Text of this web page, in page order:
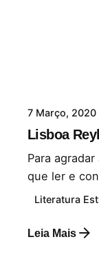
7 Março, 2020
Lisboa
Para
que ler e
Literatura
Leia Mais